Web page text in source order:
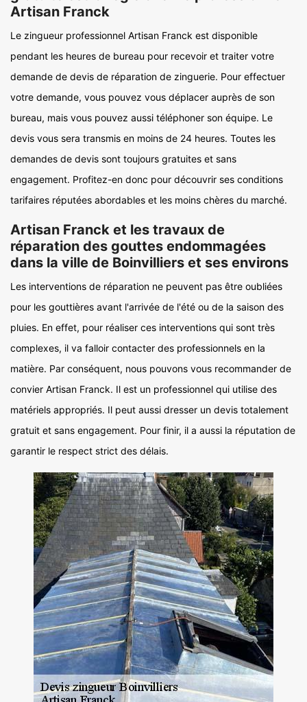
Artisan Franck
Le zingueur professionnel Artisan Franck est disponible
pendant les heures de bureau pour recevoir et traiter votre
demande de devis de réparation de zinguerie. Pour effectuer
votre demande, vous pouvez vous déplacer auprès de son
bureau, mais vous pouvez aussi téléphoner son équipe. Le
devis vous sera transmis en moins de 24 heures. Toutes les
demandes de devis sont toujours gratuites et sans
engagement. Profitez-en donc pour découvrir ses conditions
tarifaires réputées abordables et les moins chères du marché.
Artisan Franck et les travaux de
réparation des gouttes endommagées
dans la ville de Boinvilliers et ses environs
Les interventions de réparation ne peuvent pas être oubliées
pour les gouttières avant l'arrivée de l'été ou de la saison des
pluies. En effet, pour réaliser ces interventions qui sont très
complexes, il va falloir contacter des professionnels en la
matière. Par conséquent, nous pouvons vous recommander de
convier Artisan Franck. Il est un professionnel qui utilise des
matériels appropriés. Il peut aussi dresser un devis totalement
gratuit et sans engagement. Pour finir, il a aussi la réputation de
garantir le respect strict des délais.